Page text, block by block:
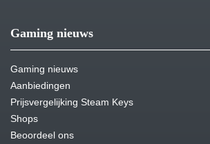
Gaming nieuws
Gaming nieuws
Aanbiedingen
Prijsvergelijking Steam Keys
Shops
Beoordeel ons